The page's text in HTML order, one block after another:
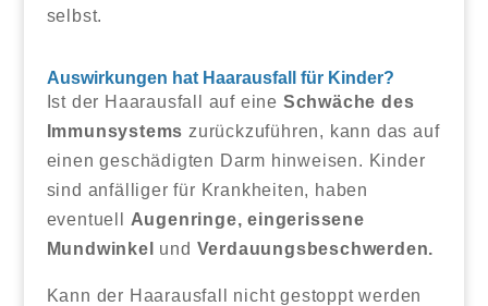
selbst.
Auswirkungen hat Haarausfall für Kinder?
Ist der Haarausfall auf eine Schwäche des
Immunsystems zurückzuführen, kann das auf
einen geschädigten Darm hinweisen. Kinder
sind anfälliger für Krankheiten, haben
eventuell Augenringe, eingerissene
Mundwinkel
und Verdauungsbeschwerden.
Kann der Haarausfall nicht gestoppt werden